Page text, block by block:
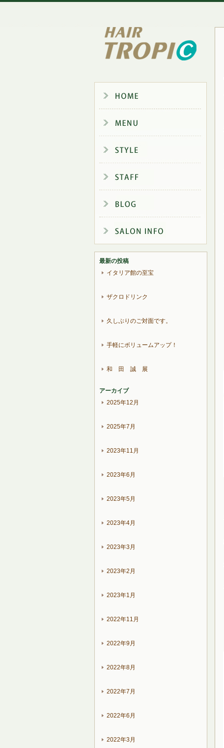
最新の投稿
イタリア館の至宝
ザクロドリンク
久しぶりのご対面です。
手軽にボリュームアップ！
和 田 誠 展
アーカイブ
2025年12月
2025年7月
2023年11月
2023年6月
2023年5月
2023年4月
2023年3月
2023年2月
2023年1月
2022年11月
2022年9月
2022年8月
2022年7月
2022年6月
2022年3月